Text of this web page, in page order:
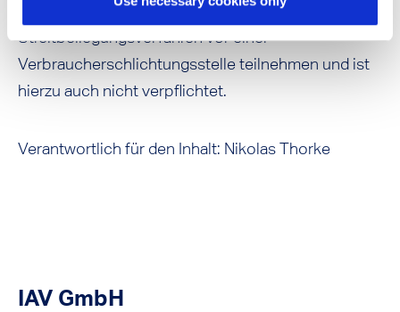
Verkehr wird nicht an einem
Streitbeilegungsverfahren vor einer
Verbraucherschlichtungsstelle teilnehmen und ist
hierzu auch nicht verpflichtet.
Verantwortlich für den Inhalt: Nikolas Thorke
IAV GmbH